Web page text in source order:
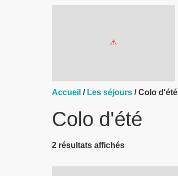
Accueil / Les séjours / Colo d'été
Colo d'été
2 résultats affichés